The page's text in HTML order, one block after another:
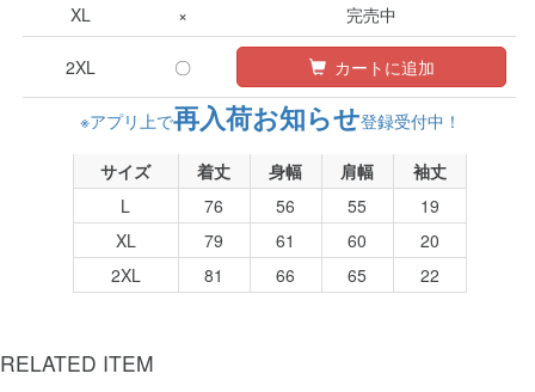
XL × 完売中
2XL 〇 カートに追加
※アプリ上で再入荷お知らせ登録受付中！
サイズ 着丈 身幅 肩幅
袖丈
L
76 56 55
19
XL
79 61 60
20
2XL
81 66 65 22
RELATED ITEM